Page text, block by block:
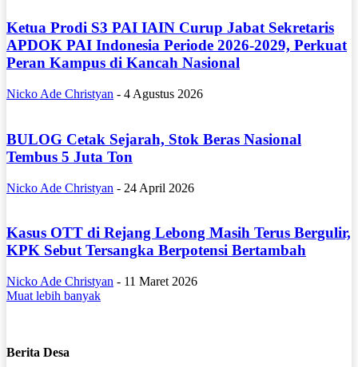
Ketua Prodi S3 PAI IAIN Curup Jabat Sekretaris
APDOK PAI Indonesia Periode 2026-2029, Perkuat
Peran Kampus di Kancah Nasional
Nicko Ade Christyan - 4 Agustus 2026
BULOG Cetak Sejarah, Stok Beras Nasional
Tembus 5 Juta Ton
Nicko Ade Christyan - 24 April 2026
Kasus OTT di Rejang Lebong Masih Terus Bergulir,
KPK Sebut Tersangka Berpotensi Bertambah
Nicko Ade Christyan - 11 Maret 2026
Muat lebih banyak
Berita Desa